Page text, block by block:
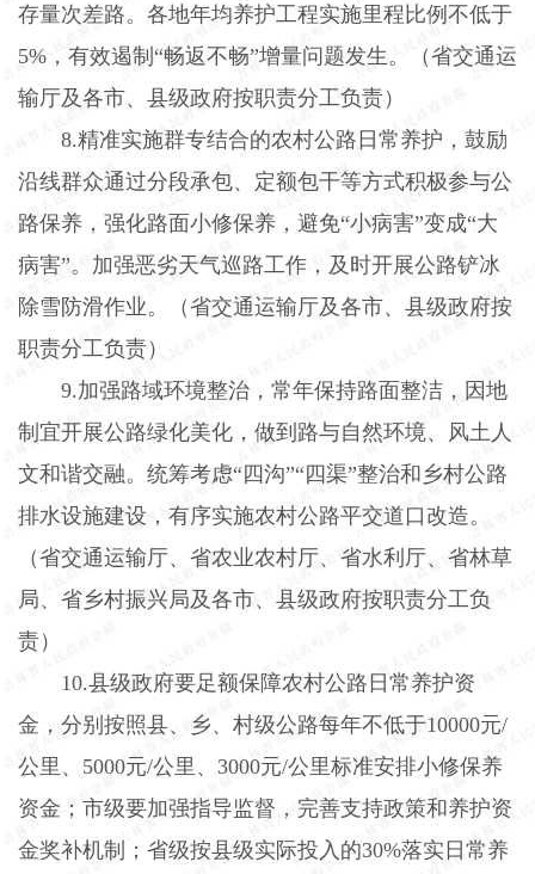
存量次差路。各地年均养护工程实施里程比例不低于
5% ，有效遏制“畅返不畅”增量问题发生。（省交通运
输厅及各市、县级政府按职责分工负责）
8.精准实施群专结合的农村公路日常养护，鼓励
沿线群众通过分段承包、定额包干等方式积极参与公
路保养，强化路面小修保养，避免“小病害”变成“大
病害”。加强恶劣天气巡路工作，及时开展公路铲冰
除雪防滑作业。（省交通运输厅及各市、县级政府按
职责分工负责）
9.加强路域环境整治，常年保持路面整洁，因地
制宜开展公路绿化美化，做到路与自然环境、风土人
文和谐交融。统筹考虑“四沟”“四渠”整治和乡村公路
排水设施建设，有序实施农村公路平交道口改造。
（省交通运输厅、省农业农村厅、省水利厅、省林草
局、省乡村振兴局及各市、县级政府按职责分工负
责）
10.县级政府要足额保障农村公路日常养护资
金，分别按照县、乡、村级公路每年不低于10000元/
公里、 5000元/公里、 3000元/公里标准安排小修保养
资金；市级要加强指导监督，完善支持政策和养护资
金奖补机制；省级按县级实际投入的30%落实日常养